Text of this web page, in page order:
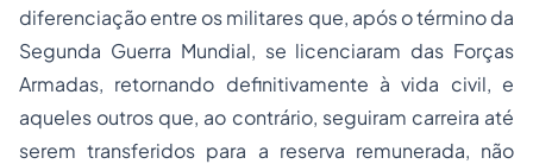
diferenciação entre os militares que, após o término da
Segunda Guerra Mundial, se licenciaram das Forças
Armadas, retornando definitivamente à vida civil, e
aqueles outros que, ao contrário, seguiram carreira até
serem transferidos para a reserva remunerada, não